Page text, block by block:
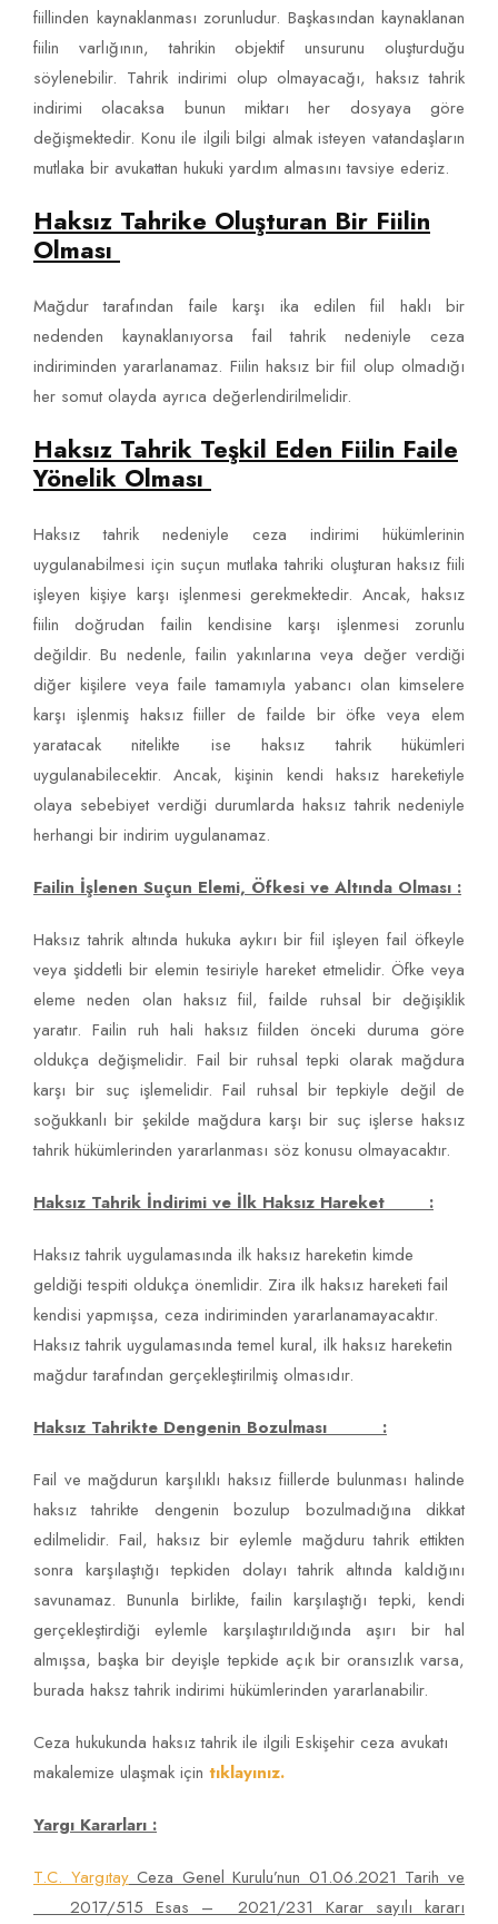
fiillinden kaynaklanması zorunludur. Başkasından kaynaklanan
fiilin varlığının, tahrikin objektif unsurunu oluşturduğu
söylenebilir. Tahrik indirimi olup olmayacağı, haksız tahrik
indirimi olacaksa bunun miktarı her dosyaya göre
değişmektedir. Konu ile ilgili bilgi almak isteyen vatandaşların
mutlaka bir avukattan hukuki yardım almasını tavsiye ederiz.
Haksız Tahrike Oluşturan Bir Fiilin
Olması
Mağdur tarafından faile karşı ika edilen fiil haklı bir
nedenden kaynaklanıyorsa fail tahrik nedeniyle ceza
indiriminden yararlanamaz. Fiilin haksız bir fiil olup olmadığı
her somut olayda ayrıca değerlendirilmelidir.
Haksız Tahrik Teşkil Eden Fiilin Faile
Yönelik Olması
Haksız tahrik nedeniyle ceza indirimi hükümlerinin
uygulanabilmesi için suçun mutlaka tahriki oluşturan haksız fiili
işleyen kişiye karşı işlenmesi gerekmektedir. Ancak, haksız
fiilin doğrudan failin kendisine karşı işlenmesi zorunlu
değildir. Bu nedenle, failin yakınlarına veya değer verdiği
diğer kişilere veya faile tamamıyla yabancı olan kimselere
karşı işlenmiş haksız fiiller de failde bir öfke veya elem
yaratacak nitelikte ise haksız tahrik hükümleri
uygulanabilecektir. Ancak, kişinin kendi haksız hareketiyle
olaya sebebiyet verdiği durumlarda haksız tahrik nedeniyle
herhangi bir indirim uygulanamaz.
Failin İşlenen Suçun Elemi, Öfkesi ve Altında Olması :
Haksız tahrik altında hukuka aykırı bir fiil işleyen fail öfkeyle
veya şiddetli bir elemin tesiriyle hareket etmelidir. Öfke veya
eleme neden olan haksız fiil, failde ruhsal bir değişiklik
yaratır. Failin ruh hali haksız fiilden önceki duruma göre
oldukça değişmelidir. Fail bir ruhsal tepki olarak mağdura
karşı bir suç işlemelidir. Fail ruhsal bir tepkiyle değil de
soğukkanlı bir şekilde mağdura karşı bir suç işlerse haksız
tahrik hükümlerinden yararlanması söz konusu olmayacaktır.
Haksız Tahrik İndirimi ve İlk Haksız Hareket :
Haksız tahrik uygulamasında ilk haksız hareketin kimde
geldiği tespiti oldukça önemlidir. Zira ilk haksız hareketi fail
kendisi yapmışsa, ceza indiriminden yararlanamayacaktır.
Haksız tahrik uygulamasında temel kural, ilk haksız hareketin
mağdur tarafından gerçekleştirilmiş olmasıdır.
Haksız Tahrikte Dengenin Bozulması :
Fail ve mağdurun karşılıklı haksız fiillerde bulunması halinde
haksız tahrikte dengenin bozulup bozulmadığına dikkat
edilmelidir. Fail, haksız bir eylemle mağduru tahrik ettikten
sonra karşılaştığı tepkiden dolayı tahrik altında kaldığını
savunamaz. Bununla birlikte, failin karşılaştığı tepki, kendi
gerçekleştirdiği eylemle karşılaştırıldığında aşırı bir hal
almışsa, başka bir deyişle tepkide açık bir oransızlık varsa,
burada haksz tahrik indirimi hükümlerinden yararlanabilir.
Ceza hukukunda haksız tahrik ile ilgili Eskişehir ceza avukatı
makalemize ulaşmak için tıklayınız.
Yargı Kararları :
T.C. YargıtayCeza Genel Kurulu’nun 01.06.2021 Tarih ve
2017/515 Esas – 2021/231 Karar sayılı kararı